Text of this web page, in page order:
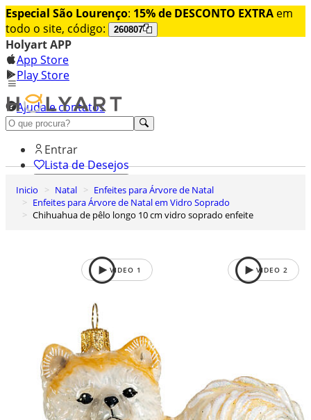
Especial São Lourenço: 15% de DESCONTO EXTRA em
todo o site, código:
260807
Holyart APP
App Store
Play Store
Ajuda e contatos
Conheça premium
Entrar
Lista de Desejos
Carrinho de Compras
Inicio Natal
Enfeites para Árvore de Natal
Enfeites para Árvore de Natal em Vidro Soprado
Chihuahua de pêlo longo 10 cm vidro soprado enfeite
VIDEO 1 VIDEO 2